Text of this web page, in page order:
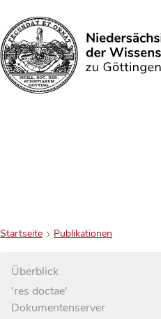
Suchen
Startseite Publikationen
Überblick
'res doctae'
Dokumentenserver